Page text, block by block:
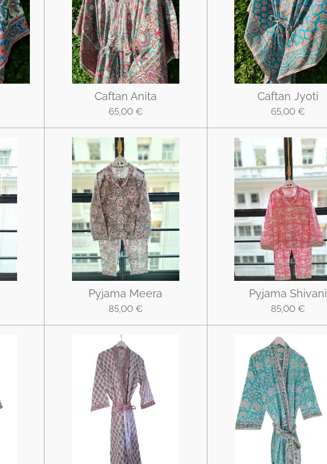
Caftan Anita
65,00 €
Caftan Jyoti
65,00 €
Pyjama Meera
85,00 €
Pyjama Shivani
85,00 €